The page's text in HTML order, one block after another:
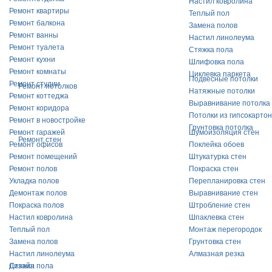
Теплый пол
Замена полов
Настил линолеума
Стяжка пола
Шлифовка пола
Циклевка паркета
Ремонт потолков
Подвесные потолки
Натяжные потолки
Выравнивание потолка
Потолки из
Грунтовка потолка
Ремонт стен
Шумоизоляция стен
Поклейка обоев
Штукатурка стен
Покраска стен
Перепланировка стен
Выравнивание стен
Штробление стен
Шпаклевка стен
Монтаж перегородок
Грунтовка стен
Алмазная резка
Дизайн
Ремонт квартиры
Ремонт балкона
Ремонт ванны
Ремонт туалета
Ремонт кухни
Ремонт комнаты
Ремонт студии
Ремонт коттеджа
Ремонт коридора
Ремонт в новостройке
Ремонт гаражей
Ремонт офисов
Ремонт помещений
Ремонт полов
Укладка полов
Демонтаж полов
Покраска полов
Настил ковролина
Теплый пол
Замена полов
Настил линолеума
Стяжка пола